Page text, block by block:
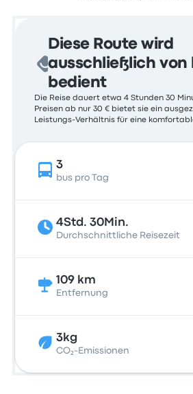
Diese Route wird
ausschließlich von
bedient
Die Reise dauert etwa 4 Stunden 30
Preisen ab nur 30 € bietet sie ein
Leistungs-Verhältnis für eine
3
bus pro Tag
4Std. 30Min.
Durchschnittliche Reisezeit
109 km
Entfernung
3kg
CO₂-Emissionen